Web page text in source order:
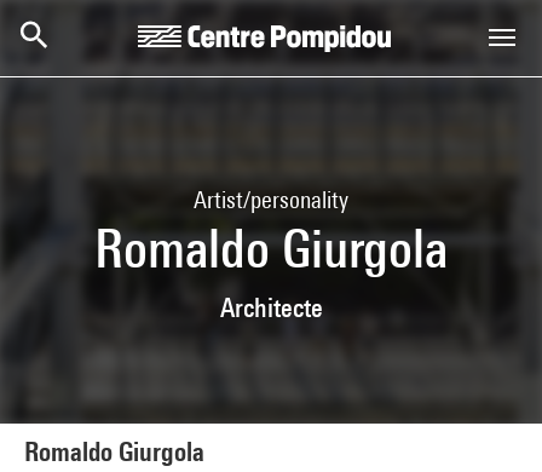
Artist/personality
Romaldo Giurgola
Architecte
Romaldo Giurgola